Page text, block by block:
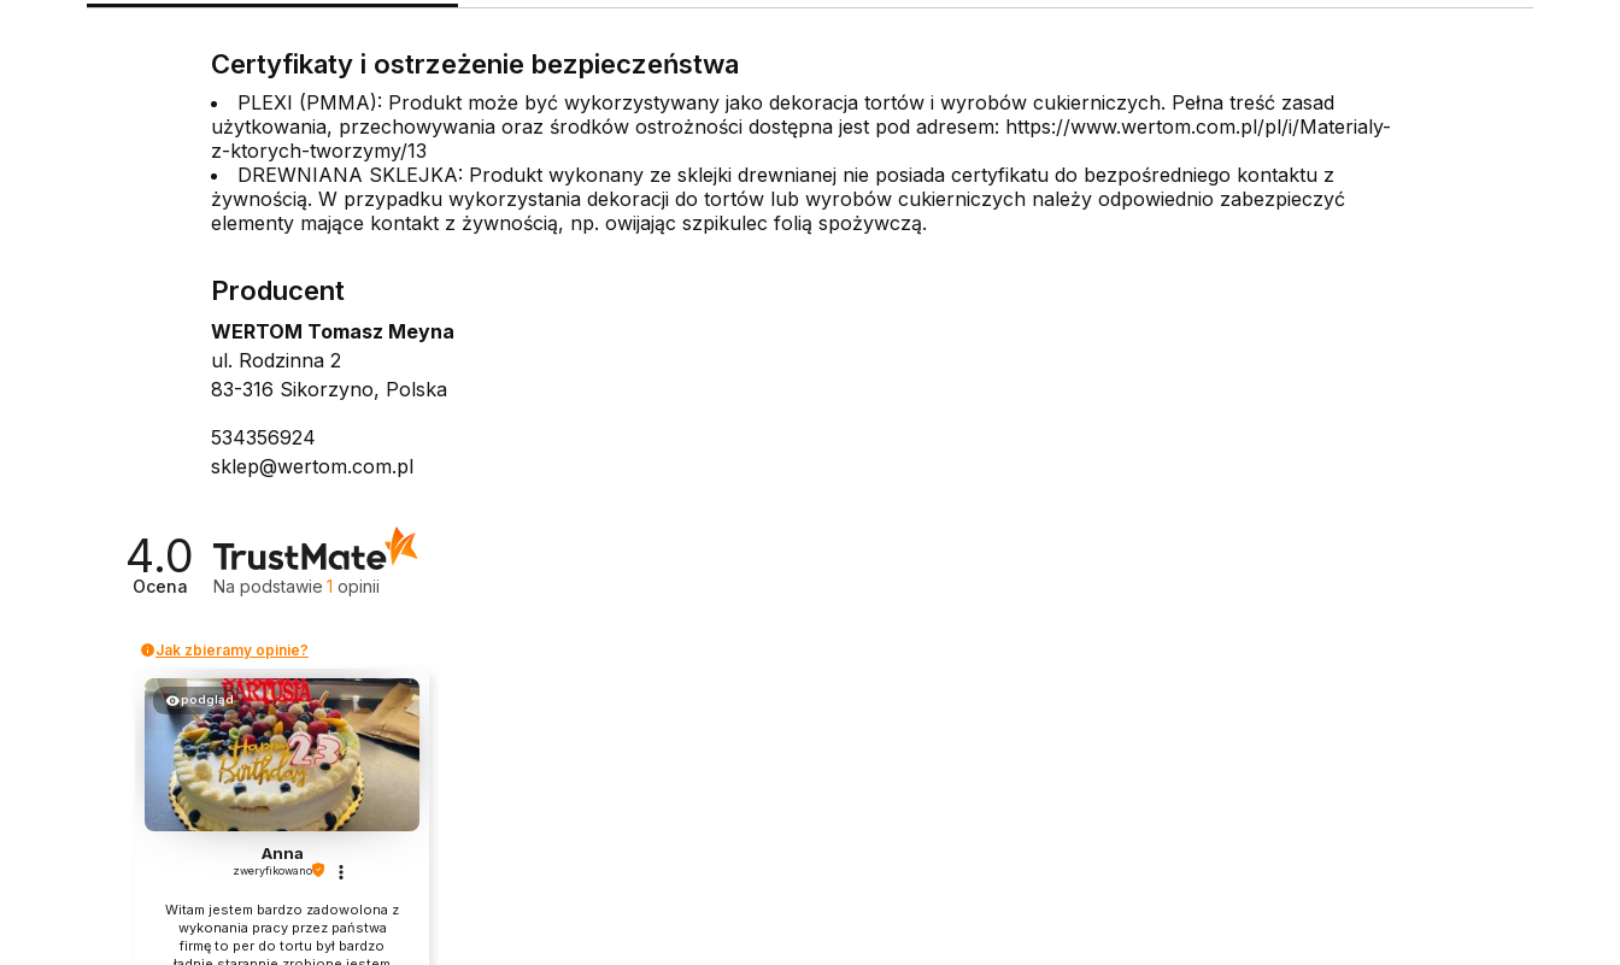
Certyfikaty i ostrzeżenie bezpieczeństwa
PLEXI (PMMA): Produkt może być wykorzystywany jako dekoracja tortów i wyrobów cukierniczych. Pełna treść zasad
użytkowania, przechowywania oraz środków ostrożności dostępna jest pod adresem: https://www.wertom.com.pl/pl/i/Materialy-
z-ktorych-tworzymy/13
DREWNIANA SKLEJKA: Produkt wykonany ze sklejki drewnianej nie posiada certyfikatu do bezpośredniego kontaktu z
żywnością. W przypadku wykorzystania dekoracji do tortów lub wyrobów cukierniczych należy odpowiednio zabezpieczyć
elementy mające kontakt z żywnością, np. owijając szpikulec folią spożywczą.
Producent
WERTOM Tomasz Meyna
ul. Rodzinna 2
83-316 Sikorzyno, Polska
534356924
sklep@wertom.com.pl
4.0
Ocena Na podstawie 1 opinii
Jak zbieramy opinie?
podgląd
Anna
zweryfikowano
Witam jestem bardzo zadowolona z
wykonania pracy przez państwa
firmę to per do tortu był bardzo